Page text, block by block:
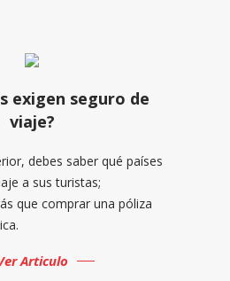
exigen seguro de
viaje?
debes saber qué países
a sus turistas;
que comprar una póliza
Articulo